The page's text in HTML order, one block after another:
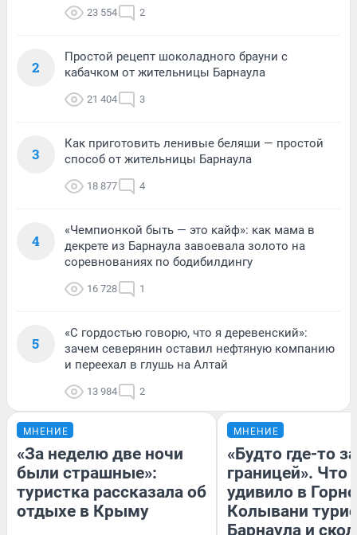
23 554 2
2
Простой рецепт шоколадного брауни с
кабачком от жительницы Барнаула
21 404 3
3
Как приготовить ленивые беляши — простой
способ от жительницы Барнаула
18 877 4
4
«Чемпионкой быть — это кайф»: как мама в
декрете из Барнаула завоевала золото на
соревнованиях по бодибилдингу
16 728 1
5
«С гордостью говорю, что я деревенский»:
зачем северянин оставил нефтяную компанию
и переехал в глушь на Алтай
13 984 2
МНЕНИЕ
«За неделю две ночи
были страшные»:
туристка рассказала об
отдыхе в Крыму
МНЕНИЕ
«Будто где-то за
границей». Что
удивило в
Колывани
Барнаула и